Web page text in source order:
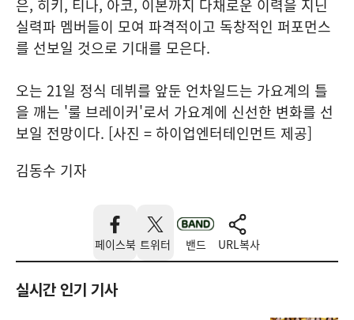
은, 히키, 티나, 아코, 이본까지 다채로운 이력을 지닌
실력파 멤버들이 모여 파격적이고 독창적인 퍼포먼스
를 선보일 것으로 기대를 모은다.
오는 21일 정식 데뷔를 앞둔 언차일드는 가요계의 틀
을 깨는 '룰 브레이커'로서 가요계에 신선한 변화를 선
보일 전망이다. [사진 = 하이업엔터테인먼트 제공]
김동수 기자
페이스북 트위터 밴드 URL복사
실시간 인기 기사